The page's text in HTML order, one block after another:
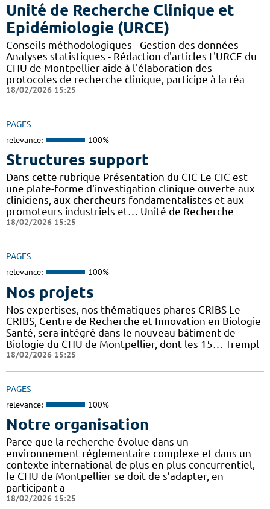
Unité de Recherche Clinique et
Epidémiologie (URCE)
Conseils méthodologiques - Gestion des données -
Analyses statistiques - Rédaction d'articles L'URCE du
CHU de Montpellier aide à l'élaboration des
protocoles de recherche clinique, participe à la réa
18/02/2026 15:25
PAGES
relevance: 100%
Structures support
Dans cette rubrique Présentation du CIC Le CIC est
une plate-forme d'investigation clinique ouverte aux
cliniciens, aux chercheurs fondamentalistes et aux
promoteurs industriels et… Unité de Recherche
18/02/2026 15:25
PAGES
relevance: 100%
Nos projets
Nos expertises, nos thématiques phares CRIBS Le
CRIBS, Centre de Recherche et Innovation en Biologie
Santé, sera intégré dans le nouveau bâtiment de
Biologie du CHU de Montpellier, dont les 15… Trempl
18/02/2026 15:25
PAGES
relevance: 100%
Notre organisation
Parce que la recherche évolue dans un
environnement réglementaire complexe et dans un
contexte international de plus en plus concurrentiel,
le CHU de Montpellier se doit de s’adapter, en
participant a
18/02/2026 15:25